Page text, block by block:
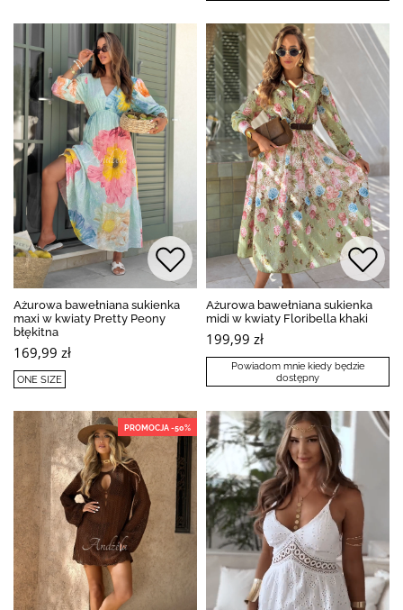
Ażurowa bawełniana sukienka
maxi w kwiaty Pretty Peony
błękitna
169,99 zł
ONE SIZE
Ażurowa bawełniana sukienka
midi w kwiaty Floribella khaki
199,99 zł
Powiadom mnie kiedy będzie
dostępny
PROMOCJA -50%